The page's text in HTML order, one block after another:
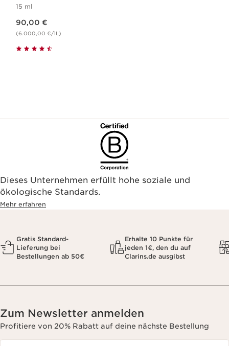
15 ml
90,00 €
(6.000,00 €/1L)
Dieses Unternehmen erfüllt hohe soziale und
ökologische Standards.
Mehr erfahren
Gratis Standard-
Lieferung bei
Bestellungen ab 50€
Erhalte 10 Punkte für
jeden 1€, den du auf
Clarins.de ausgibst
Zum Newsletter anmelden
Profitiere von 20% Rabatt auf deine nächste Bestellung